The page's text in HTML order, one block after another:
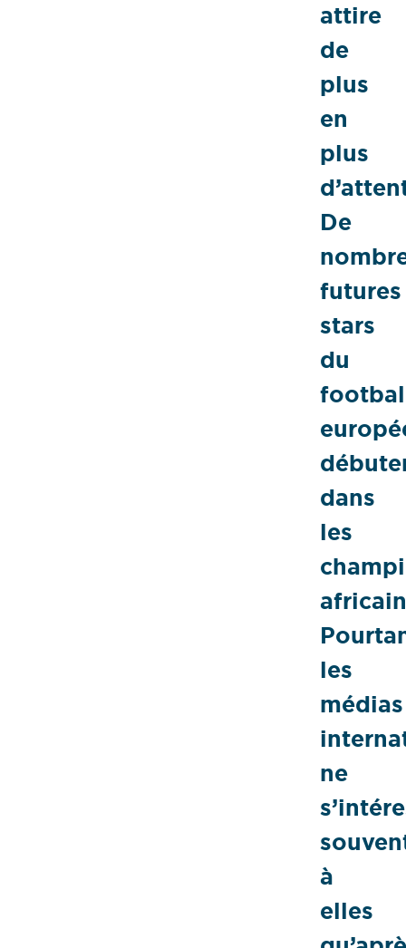
attire
de
plus
en
plus
De
futures
stars
du
dans
les
les
médias
ne
à
elles